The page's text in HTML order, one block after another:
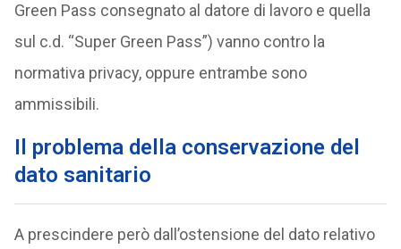
Green Pass consegnato al datore di lavoro e quella
sul c.d. “Super Green Pass”) vanno contro la
normativa privacy, oppure entrambe sono
ammissibili.
Il problema della conservazione del
dato sanitario
A prescindere però dall’ostensione del dato relativo